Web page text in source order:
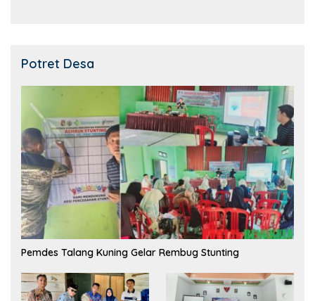
Potret Desa
Pemdes Talang Kuning Gelar Rembug Stunting